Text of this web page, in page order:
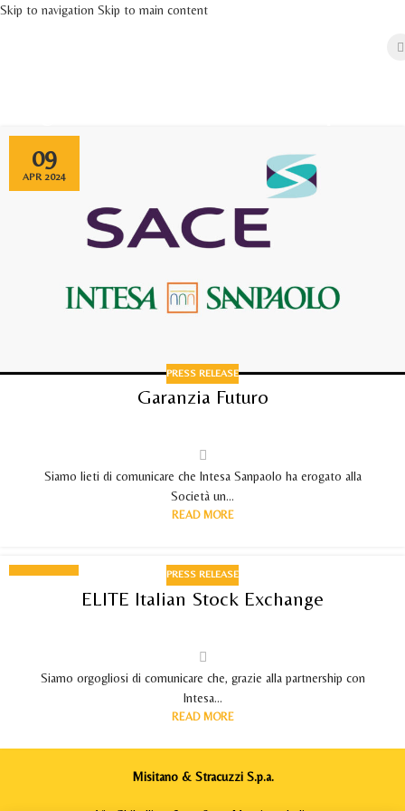
Skip to navigation Skip to main content
09
APR 2024
PRESS RELEASE
Garanzia Futuro
Siamo lieti di comunicare che Intesa Sanpaolo ha erogato alla
Società un...
READ MORE
PRESS RELEASE
ELITE Italian Stock Exchange
Siamo orgogliosi di comunicare che, grazie alla partnership con
Intesa...
READ MORE
Misitano & Stracuzzi S.p.a.